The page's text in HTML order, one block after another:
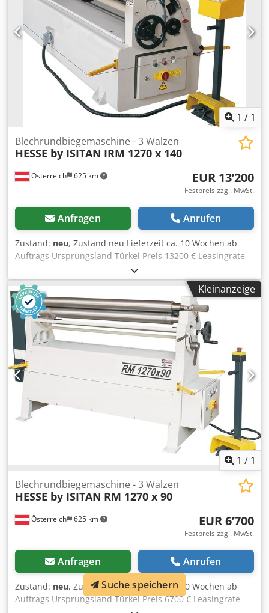
1 / 1
Österreich 625 km
Blechrundbiegemaschine - 3 Walzen
HESSE by ISITAN IRM 1270 x 140
EUR 13’200
Festpreis zzgl. MwSt.
Anfragen Anrufen
Zustand: neu, Zustand neu Lieferzeit ca. 10 Wochen ab
Auftrags Ursprungsland Türkei Preis 13200 € Leasingrate
253.44 € Biegelänge 1270 mm Max. Biegekapazität -
Baustahl 5 mm Oberwalzendurchmesser 140 mm
Rollgeschwindigkeit 3,5 m/min Motorleistung 2.2 kW Länge
2470 mm Breite 750 mm Höhe 1000 mm Gewicht 1350 kg 3
Walzen Asymetrische Walzenanordnung - mit Vorbiegung
2 angetriebene Walzen mittels Bremsmotor manuelle
Seitenwalzenzustellung Ausschwenkbare Oberwalze nach
vorne Vorwärts/Rückwärtslauf Konischrunden durch
Schrägstellung der Hinterwalze Bewegliches Bedienpult
Betriebsanleitung in DEUTSCH oder ENGLISCH OPTIONEN
(PREISE AUF ANFRAGE): Dwsdpfx Aneynm Dwjyoa gehärtete
Walzen motorische Seitenwalzenzustellung Digitalanzeige
für die Seitenwalzenposition
Kleinanzeige
1 / 1
Österreich 625 km
Blechrundbiegemaschine - 3 Walzen
HESSE by ISITAN RM 1270 x 90
EUR 6’700
Festpreis zzgl. MwSt.
Anfragen Anrufen
Zustand: neu, Zustand neu Lieferzeit ca. 10 Wochen ab
Auftrags Ursprungsland Türkei Preis 6700 € Leasingrate
Suche speichern